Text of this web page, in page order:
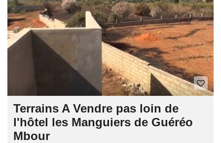
Terrains A Vendre pas loin de
l'hôtel les Manguiers de Guéréo
Mbour